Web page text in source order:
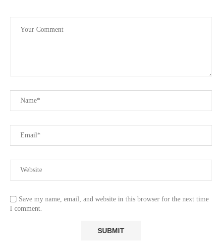
Save my name, email, and website in this browser for the next time
I comment.